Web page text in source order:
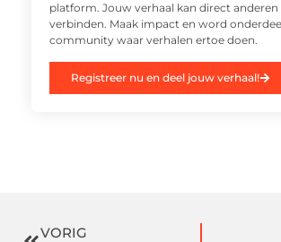
platform. Jouw verhaal kan direct anderen
verbinden. Maak impact en word
community waar verhalen ertoe doen.
Registreer nu en deel jouw verhaal!
VORIG